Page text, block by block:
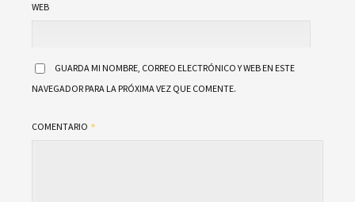
WEB
GUARDA MI NOMBRE, CORREO ELECTRÓNICO Y WEB EN ESTE
NAVEGADOR PARA LA PRÓXIMA VEZ QUE COMENTE.
COMENTARIO